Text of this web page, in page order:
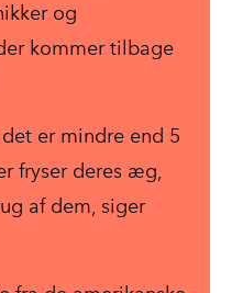
og
kommer tilbage
er mindre end 5
fryser deres æg,
af dem, siger